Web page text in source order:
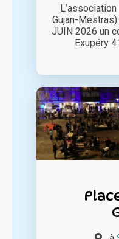
Gujan-
JUIN 2026 un
Exupéry